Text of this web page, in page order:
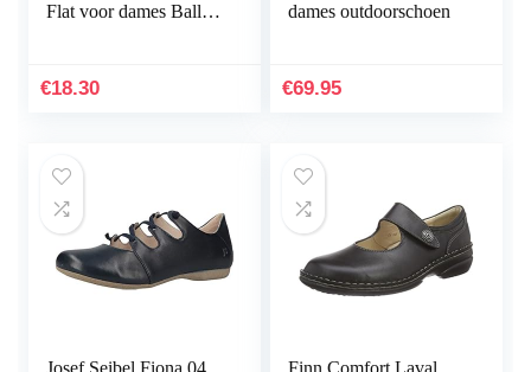
Flat voor dames Ballet
€18.30
dames outdoorschoen
€69.95